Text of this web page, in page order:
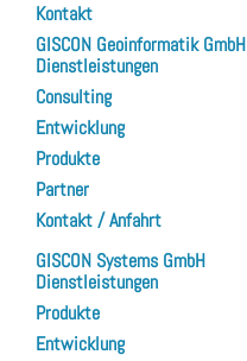
Kontakt
GISCON Geoinformatik GmbH
Dienstleistungen
Consulting
Entwicklung
Produkte
Partner
Kontakt / Anfahrt
GISCON Systems GmbH
Dienstleistungen
Produkte
Entwicklung